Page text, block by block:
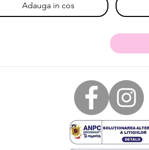
Adauga in cos